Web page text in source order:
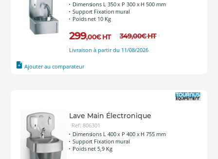
Dimensions L 350 x P 300 x H 500 mm
Support Fixation mural
Poids net 10 Kg
299,00€ HT 349,00€HT
Livraison à partir du 11/08/2026
Ajouter au comparateur
Lave Main Électronique
Ref: 806301
Dimensions L 400 x P 400 x H 755 mm
Support Fixation mural
Poids net 5,9 Kg